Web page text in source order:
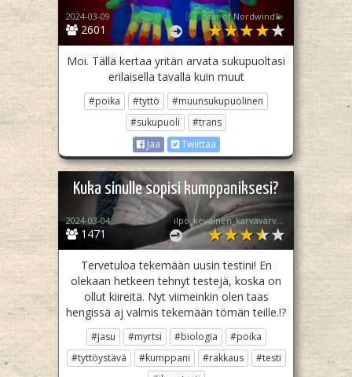
2601
2024-03-09 🇫🇮Star of Nordwind💫
Moi. Tällä kertaa yritän arvata sukupuoltasi
erilaisella tavalla kuin muut
#poika #tyttö
#muunsukupuolinen
#sukupuoli
#trans
Jaa
Twiittaa
Kuka sinulle sopisi kumppaniksesi?
1471
2024-03-04 ilpo_keväinen_karvavarvas
Tervetuloa tekemään uusin testini! En
olekaan hetkeen tehnyt testejä, koska on
ollut kiireitä. Nyt viimeinkin olen taas
hengissä aj valmis tekemään tömän teille.!?
#jasu #myrtsi #biologia
#poika
#tyttöystävä
#kumppani #rakkaus
#testi